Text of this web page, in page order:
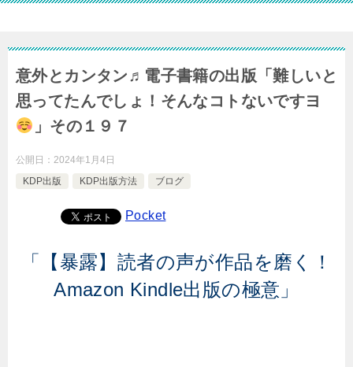
意外とカンタン♬電子書籍の出版「難しいと
思ってたんでしょ！そんなコトないですヨ
」その１９７
公開日： 2024年1月4日
KDP出版
KDP出版方法 ブログ
Pocket
「【暴露】読者の声が作品を磨く！
Amazon Kindle出版の極意」